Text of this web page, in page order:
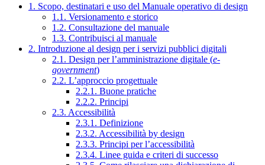
1. Scopo, destinatari e uso del Manuale operativo di design
1.1. Versionamento e storico
1.2. Consultazione del manuale
1.3. Contribuisci al manuale
2. Introduzione al design per i servizi pubblici digitali
2.1. Design per l’amministrazione digitale (e-
government)
2.2. L’approccio progettuale
2.2.1. Buone pratiche
2.2.2. Principi
2.3. Accessibilità
2.3.1. Definizione
2.3.2. Accessibilità by design
2.3.3. Principi per l’accessibilità
2.3.4. Linee guida e criteri di successo